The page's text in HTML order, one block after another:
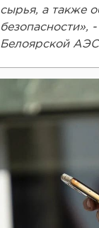
сырья, а также
безопасности»,
Белоярской